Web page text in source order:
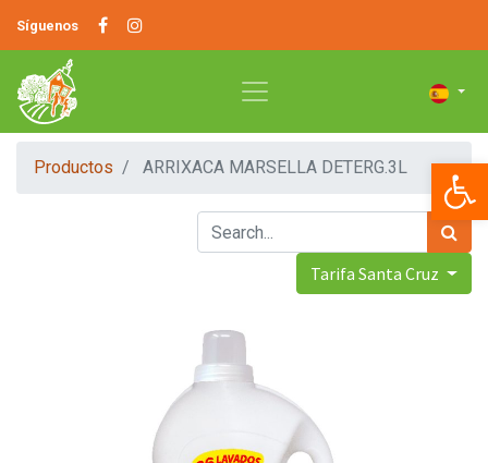
Síguenos
Productos ARRIXACA MARSELLA DETERG.3L
Tarifa Santa Cruz